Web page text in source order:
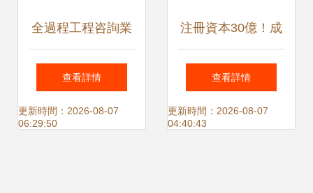
全過程工程咨詢業
(yè)主方的策劃與
信息咨詢服務優
查看詳情
更新時間：2026-08-07
06:29:50
注冊資本30億！成
都設計咨詢集團在
東部新區(qū)注
查看詳情
更新時間：2026-08-07
04:40:43